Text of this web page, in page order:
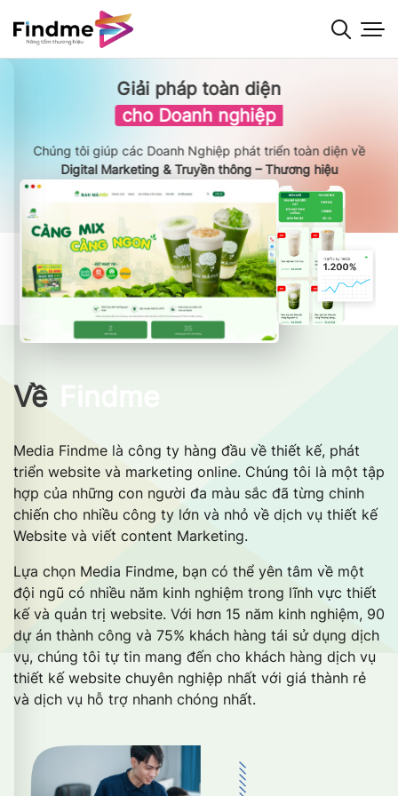
qua
nội
Giải pháp toàn diện
cho Doanh nghiệp
Chúng tôi giúp các Doanh Nghiệp phát triển toàn diện về
Digital Marketing & Truyền thông – Thương hiệu
Về
Media Findme là công ty hàng đầu về thiết kế, phát
triển website và marketing online. Chúng tôi là một tập
hợp của những con người đa màu sắc đã từng chinh
chiến cho nhiều công ty lớn và nhỏ về dịch vụ thiết kế
Website và viết content Marketing.
Lựa chọn Media Findme, bạn có thể yên tâm về một
đội ngũ có nhiều năm kinh nghiệm trong lĩnh vực thiết
kế và quản trị website. Với hơn 15 năm kinh nghiệm, 90
dự án thành công và 75% khách hàng tái sử dụng dịch
vụ, chúng tôi tự tin mang đến cho khách hàng dịch vụ
thiết kế website chuyên nghiệp nhất với giá thành rẻ
và dịch vụ hỗ trợ nhanh chóng nhất.